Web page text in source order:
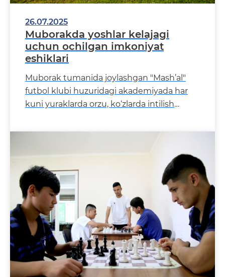
26.07.2025
Muborakda yoshlar kelajagi
uchun ochilgan imkoniyat
eshiklari
Muborak tumanida joylashgan "Mash’al"
futbol klubi huzuridagi akademiyada har
kuni yuraklarda orzu, ko‘zlarda intilish